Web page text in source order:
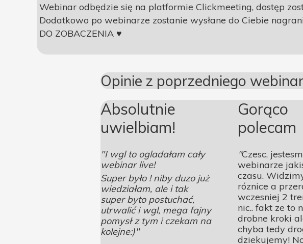
Opinie z poprzedniego
Absolutnie
uwielbiam!
"I wgl to ogladałam cały
webinar live!
Super było ! niby duzo już
wiedziałam, ale i tak
super byto postuchać,
utrwalić i wgl, mega fajny
pomysł z tym i czekam na
kolejne:)"
Gorąco
polecam
"Czesc,
webinarze
czasu.
róznice a
wczesniej 2
nic.. fakt ze to
drobne kroki
chyba tedy
dziekujemy!
Webinar odbędzie się na platformie Clickmeeting, dostęp
Dodatkowo po webinarze zostanie wysłane do Ciebie
DO ZOBACZENIA ♥